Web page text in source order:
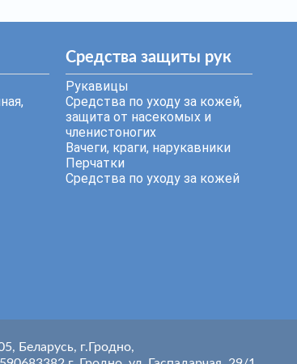
Средства защиты рук
Рукавицы
Средства по уходу за кожей,
защита от насекомых и
членистоногих
Вачеги, краги, нарукавники
Перчатки
Средства по уходу за кожей
Беларусь, г.Гродно,